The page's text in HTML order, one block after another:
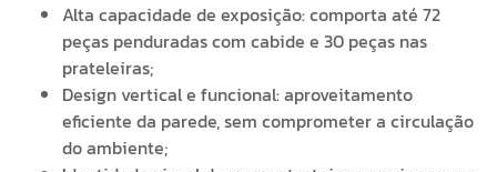
Alta capacidade de exposição: comporta até 72
peças penduradas com cabide e 30 peças nas
prateleiras;
Design vertical e funcional: aproveitamento
eficiente da parede, sem comprometer a circulação
do ambiente;